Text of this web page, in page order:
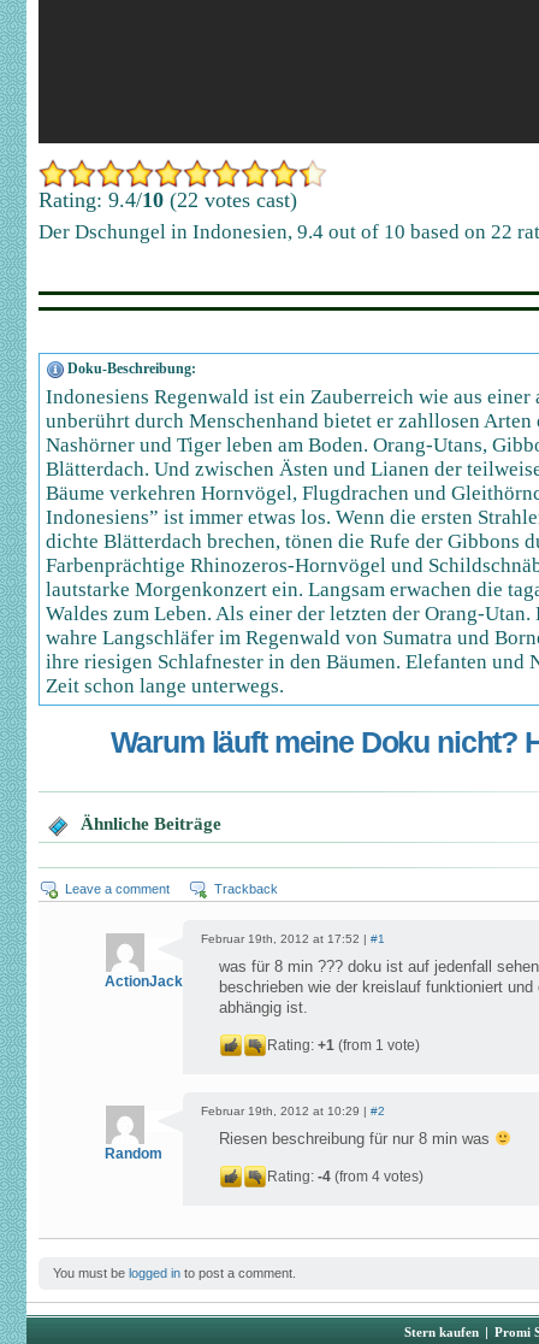
Rating: 9.4/10 (22 votes cast)
Der Dschungel in Indonesien, 9.4 out of 10 based on 22
Doku-Beschreibung:
Indonesiens Regenwald ist ein Zauberreich wie aus einer
unberührt durch Menschenhand bietet er zahllosen Arten
Nashörner und Tiger leben am Boden. Orang-Utans,
Blätterdach. Und zwischen Ästen und Lianen der
Bäume verkehren Hornvögel, Flugdrachen und
Indonesiens” ist immer etwas los. Wenn die ersten
dichte Blätterdach brechen, tönen die Rufe der Gibbons
Farbenprächtige Rhinozeros-Hornvögel und
lautstarke Morgenkonzert ein. Langsam erwachen die
Waldes zum Leben. Als einer der letzten der Orang-
wahre Langschläfer im Regenwald von Sumatra und
ihre riesigen Schlafnester in den Bäumen. Elefanten und
Zeit schon lange unterwegs.
Warum läuft meine Doku nicht?
Ähnliche Beiträge
Leave a comment Trackback
ActionJackson
Februar 19th, 2012 at 17:52 | #1
was für 8 min ??? doku ist auf jedenfall
beschrieben wie der kreislauf funktioniert
abhängig ist.
Rating: +1 (from 1 vote)
Random
Februar 19th, 2012 at 10:29 | #2
Riesen beschreibung für nur 8 min was
Rating: -4 (from 4 votes)
You must be logged in to post a comment.
Stern kaufen | Promi